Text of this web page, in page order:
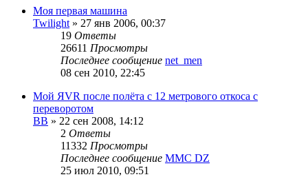
Моя первая машина
Twilight » 27 янв 2006, 00:37
19 Ответы
26611 Просмотры
Последнее сообщение net_men
08 сен 2010, 22:45
Мой ЯVR после полёта с 12 метрового откоса с
переворотом
ВВ » 22 сен 2008, 14:12
2 Ответы
11332 Просмотры
Последнее сообщение MMC DZ
25 июл 2010, 09:51